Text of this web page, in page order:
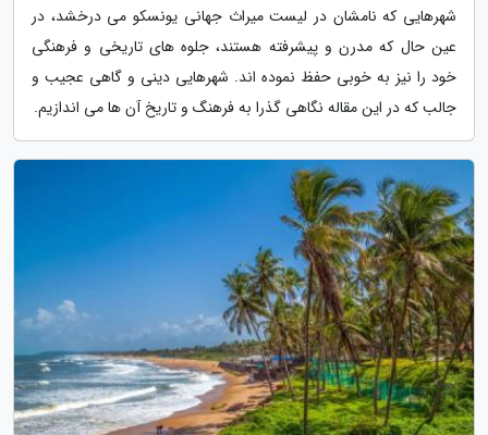
شهرهایی که نامشان در لیست میراث جهانی یونسکو می درخشد، در
عین حال که مدرن و پیشرفته هستند، جلوه های تاریخی و فرهنگی
خود را نیز به خوبی حفظ نموده اند. شهرهایی دینی و گاهی عجیب و
جالب که در این مقاله نگاهی گذرا به فرهنگ و تاریخ آن ها می اندازیم.